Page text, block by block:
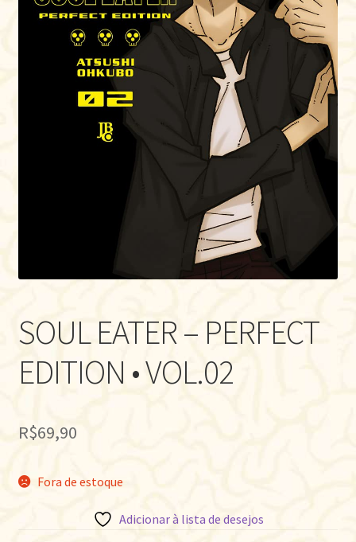
SOUL EATER – PERFECT
EDITION • VOL.02
R$69,90
Fora de estoque
Adicionar à lista de desejos